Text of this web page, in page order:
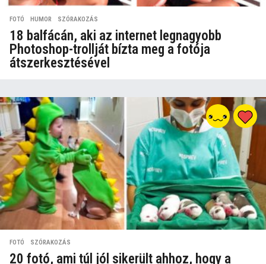
FOTÓ ,HUMOR ,SZÓRAKOZÁS
18 balfácán, aki az internet legnagyobb
Photoshop-trollját bízta meg a fotója
átszerkesztésével
FOTÓ ,SZÓRAKOZÁS
20 fotó, ami túl jól sikerült ahhoz, hogy a